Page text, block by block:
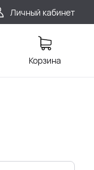
Личный кабинет
Корзина